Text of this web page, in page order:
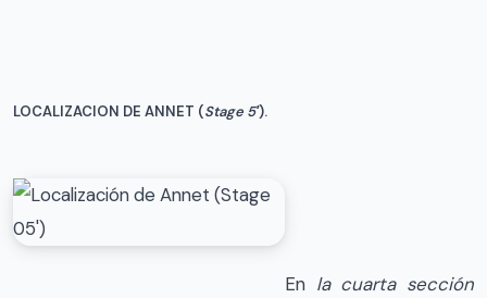
LOCALIZACION DE ANNET (Stage 5′).
En la cuarta sección